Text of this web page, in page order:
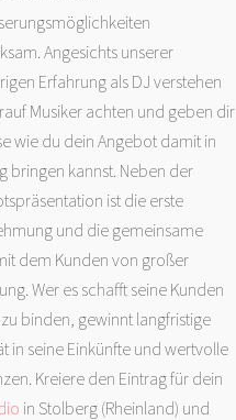
Angesichts unserer
Erfahrung als DJ verstehen
Musiker achten und geben dir
wie du dein Angebot damit in
bringen kannst. Neben der
ist die erste
und die gemeinsame
dem Kunden von großer
Wer es schafft seine Kunden
binden, gewinnt langfristige
in seine Einkünfte und wertvolle
Kreiere den Eintrag für dein
in Stolberg (Rheinland) und